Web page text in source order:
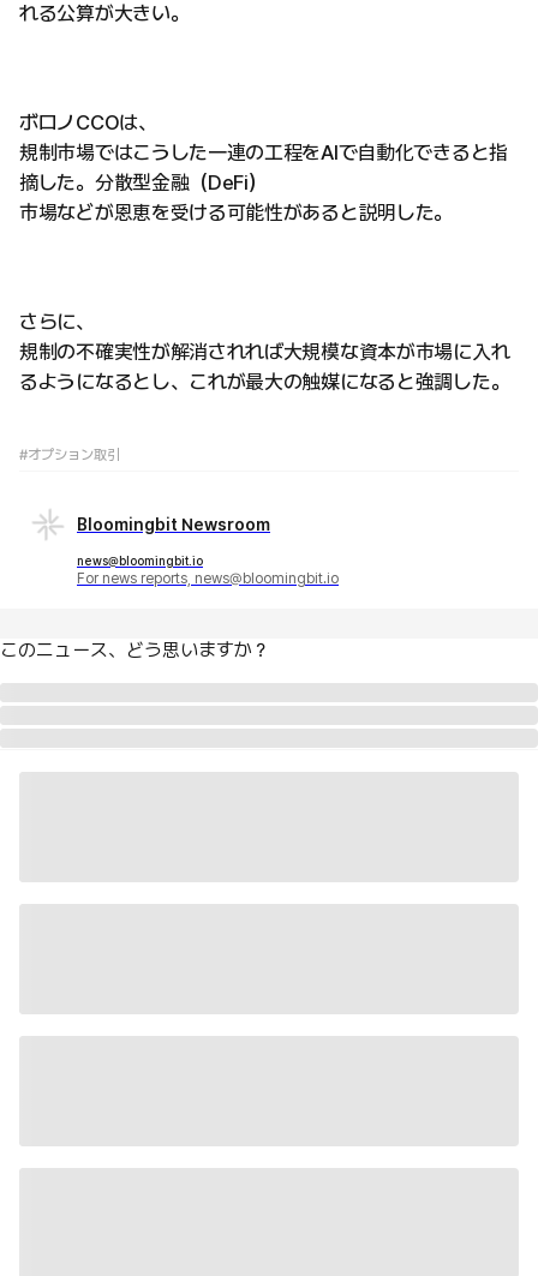
れる公算が大きい。
ボロノCCOは、
規制市場ではこうした一連の工程をAIで自動化できると指
摘した。分散型金融（DeFi）
市場などが恩恵を受ける可能性があると説明した。
さらに、
規制の不確実性が解消されれば大規模な資本が市場に入れ
るようになるとし、これが最大の触媒になると強調した。
#オプション取引
Bloomingbit Newsroom
news@bloomingbit.io
For news reports, news@bloomingbit.io
このニュース、どう思いますか？